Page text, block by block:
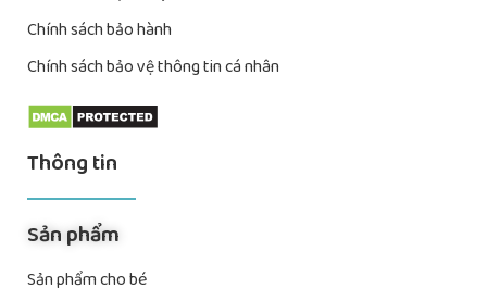
Chính sách bảo hành
Chính sách bảo vệ thông tin cá nhân
Thông tin
Sản phẩm
Sản phẩm cho bé